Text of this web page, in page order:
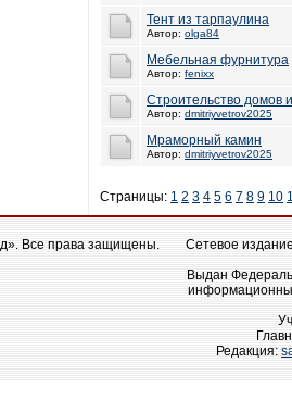
Тент из тарпаулина
Автор: olga84
Мебельная фурнитура
Автор: fenixx
Строительство домов
Автор: dmitriyvetrov2025
Мраморный камин
Автор: dmitriyvetrov2025
Страницы: 1 2 3 4 5 6 7 8 9 10
Все права защищены.
Сетевое
Выдан
Редакция: